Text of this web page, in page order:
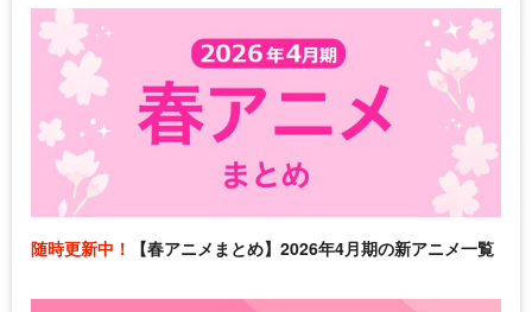
随時更新中！ 【春アニメまとめ】2026年4月期の新アニメ一覧